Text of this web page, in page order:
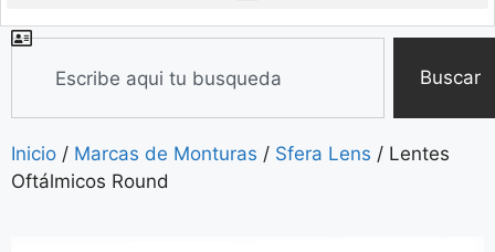
Buscar
Inicio / Marcas de Monturas / Sfera Lens / Lentes
Oftálmicos Round